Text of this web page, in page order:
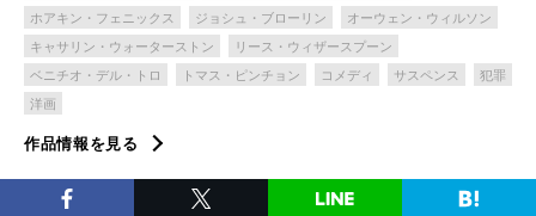
ホアキン・フェニックス
ジョシュ・ブローリン
オーウェン・ウィルソン
キャサリン・ウォーターストン
リース・ウィザースプーン
ベニチオ・デル・トロ
トマス・ピンチョン コメディ サスペンス
犯罪
洋画
作品情報を見る